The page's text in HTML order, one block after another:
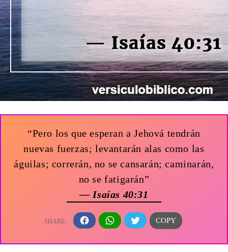
“Pero los que esperan a Jehová tendrán
nuevas fuerzas; levantarán alas como las
águilas; correrán, no se cansarán; caminarán,
no se fatigarán”
— Isaías 40:31